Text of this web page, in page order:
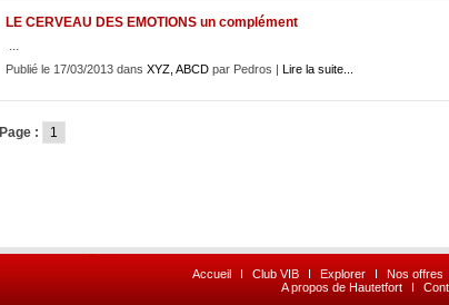
LE CERVEAU DES EMOTIONS un complément
...
Publié le 17/03/2013 dans XYZ, ABCD par Pedros | Lire la suite...
Page : 1
Accueil I Club VIB I Explorer I Nos offres
A propos de Hautetfort
I